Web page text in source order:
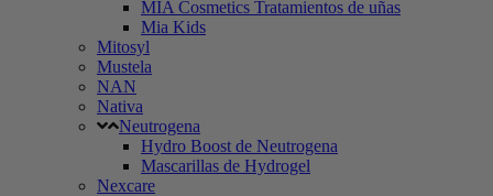
MIA Cosmetics Tratamientos de uñas
Mia Kids
Mitosyl
Mustela
NAN
Nativa
Neutrogena
Hydro Boost de Neutrogena
Mascarillas de Hydrogel
Nexcare